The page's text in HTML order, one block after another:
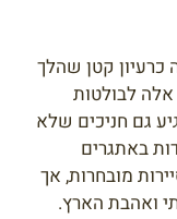
קטן שהלך
לבולטות
גם חניכים שלא
באתגרים
מובחרות, אך
ואהבת הארץ.